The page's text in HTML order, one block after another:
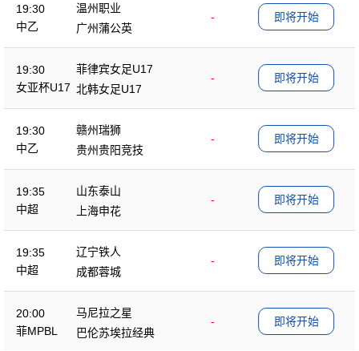
19:30
中乙
温州职业
-
广州蒲公英
即将开始
19:30
女亚杯U17
菲律宾女足U17
-
北韩女足U17
即将开始
19:30
中乙
赣州瑞狮
-
贵州贵阳竞技
即将开始
19:35
中超
山东泰山
-
上海申花
即将开始
19:35
中超
辽宁铁人
-
成都蓉城
即将开始
20:00
菲MPBL
马尼拉之星
-
巴伦苏埃拉经典
即将开始